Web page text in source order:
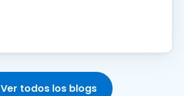
Ver todos los blogs